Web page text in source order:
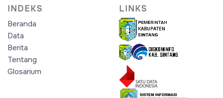
INDEKS
Beranda
Data
Berita
Tentang
Glosarium
LINKS